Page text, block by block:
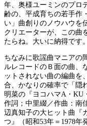
年、奥様ユーミンのプロ
齢の、平成育ちの若手作
い」曲創りのノウハウ
クリエーターが、この曲
たらね。大いに納得です。
ちなみに歌謡曲マニアの
ルレコードのＢ面の曲、
ットされない曲の編曲を
合、かなりの確率で「隠
明菜の『ヨコハマA・KU
作詞；中里綴／作曲：南
辺真知子の大ヒット曲『
つ』（昭和53年＝1978年